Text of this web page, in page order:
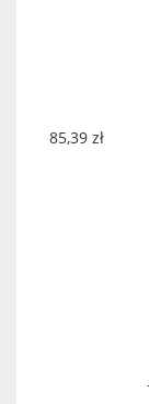
85,39 zł